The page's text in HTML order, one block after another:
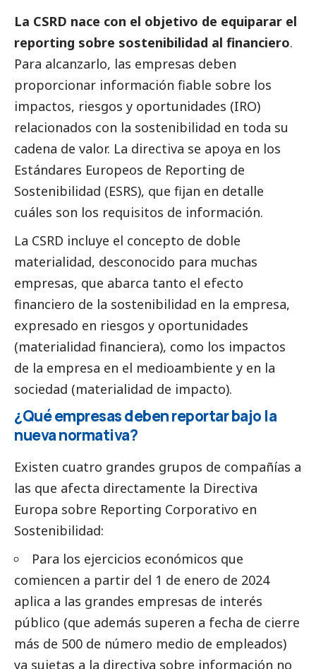
La CSRD nace con el objetivo de equiparar el
reporting sobre sostenibilidad al financiero.
Para alcanzarlo, las empresas deben
proporcionar información fiable sobre los
impactos, riesgos y oportunidades (IRO)
relacionados con la sostenibilidad en toda su
cadena de valor. La directiva se apoya en los
Estándares Europeos de Reporting de
Sostenibilidad (ESRS), que fijan en detalle
cuáles son los requisitos de información.
La CSRD incluye el concepto de doble
materialidad, desconocido para muchas
empresas, que abarca tanto el efecto
financiero de la sostenibilidad en la empresa,
expresado en riesgos y oportunidades
(materialidad financiera), como los impactos
de la empresa en el medioambiente y en la
sociedad (materialidad de impacto).
¿Qué empresas deben reportar bajo la
nueva normativa?
Existen cuatro grandes grupos de compañías a
las que afecta directamente la Directiva
Europa sobre Reporting Corporativo en
Sostenibilidad:
Para los ejercicios económicos que
comiencen a partir del 1 de enero de 2024
aplica a las grandes empresas de interés
público (que además superen a fecha de cierre
más de 500 de número medio de empleados)
ya sujetas a la directiva sobre información no